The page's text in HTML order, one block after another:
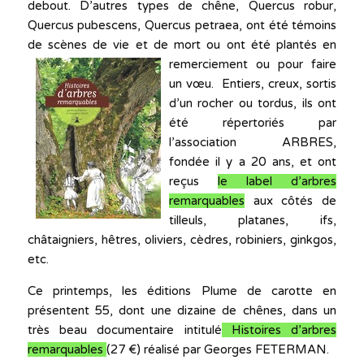
debout. D’autres types de chêne, Quercus robur,
Quercus pubescens, Quercus petraea, ont été témoins
de scènes de vie et de mort ou ont été plantésen
remerciement ou pour faire
un vœu. Entiers, creux, sortis
d’un rocher ou tordus, ils ont
été répertoriés par
l’association ARBRES,
fondée il y a 20 ans, et ont
reçus le label d’arbres
remarquables aux côtés de
tilleuls, platanes, ifs,
châtaigniers, hêtres, oliviers, cèdres, robiniers, ginkgos,
etc.
Ce printemps, les éditions Plume de carotte en
présentent 55, dont une dizaine de chênes, dans un
très beau documentaire intitulé
Histoires d’arbres
remarquables (27 €) réalisé par Georges FETERMAN.